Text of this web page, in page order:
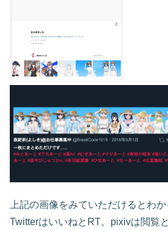
上記の画像をみていただけるとわか
TwitterはいいねとRT。pixivは閲覧